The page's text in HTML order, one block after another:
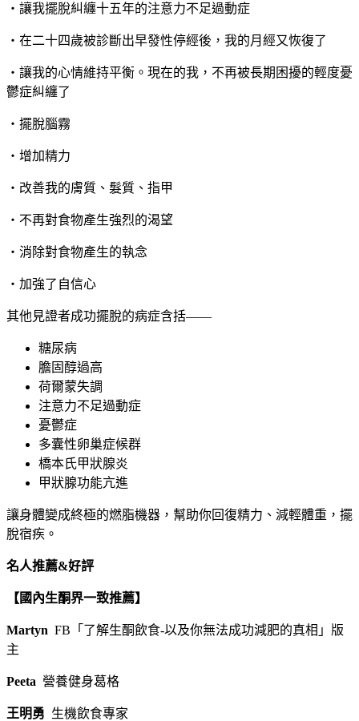
‧讓我擺脫糾纏十五年的注意力不足過動症
‧在二十四歲被診斷出早發性停經後，我的月經又恢復了
‧讓我的心情維持平衡。現在的我，不再被長期困擾的輕度憂
鬱症糾纏了
‧擺脫腦霧
‧增加精力
‧改善我的膚質、髮質、指甲
‧不再對食物產生強烈的渴望
‧消除對食物產生的執念
‧加強了自信心
其他見證者成功擺脫的病症含括——
糖尿病
膽固醇過高
荷爾蒙失調
注意力不足過動症
憂鬱症
多囊性卵巢症候群
橋本氏甲狀腺炎
甲狀腺功能亢進
讓身體變成終極的燃脂機器，幫助你回復精力、減輕體重，擺
脫宿疾。
名人推薦&好評
【國內生酮界一致推薦】
Martyn FB「了解生酮飲食-以及你無法成功減肥的真相」版
主
Peeta 營養健身葛格
王明勇 生機飲食專家